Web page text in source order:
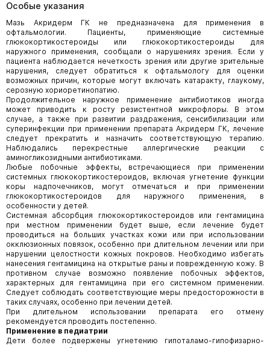
Особые указания
Мазь Акридерм ГК не предназначена для применения в
офтальмологии. Пациенты, применяющие системные
глюкокортикостероиды или глюкокортикостероиды для
наружного применения, сообщали о нарушениях зрения. Если у
пациента наблюдается нечеткость зрения или другие зрительные
нарушения, следует обратиться к офтальмологу для оценки
возможных причин, которые могут включать катаракту, глаукому,
серозную хориоретинопатию.
Продолжительное наружное применение антибиотиков иногда
может приводить к росту резистентной микрофлоры. В этом
случае, а также при развитии раздражения, сенсибилизации или
суперинфекции при применении препарата Акридерм ГК, лечение
следует прекратить и назначить соответствующую терапию.
Наблюдались перекрестные аллергические реакции с
аминогликозидными антибиотиками.
Любые побочные эффекты, встречающиеся при применении
системных глюкокортикостероидов, включая угнетение функции
коры надпочечников, могут отмечаться и при применении
глюкокортикостероидов для наружного применения, в
особенности у детей.
Системная абсорбция глюкокортикостероидов или гентамицина
при местном применении будет выше, если лечение будет
проводиться на больших участках кожи или при использовании
окклюзионных повязок, особенно при длительном лечении или при
нарушении целостности кожных покровов. Необходимо избегать
нанесения гентамицина на открытые раны и поврежденную кожу. В
противном случае возможно появление побочных эффектов,
характерных для гентамицина при его системном применении.
Следует соблюдать соответствующие меры предосторожности в
таких случаях, особенно при лечении детей.
При длительном использовании препарата его отмену
рекомендуется проводить постепенно.
Применение в педиатрии
Дети более подвержены угнетению гипоталамо-гипофизарно-